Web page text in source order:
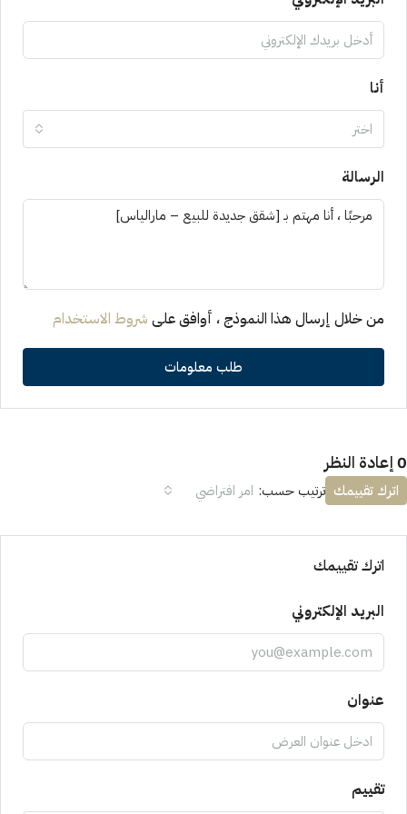
أنا
اختر
الرسالة
من خلال إرسال هذا النموذج ، أوافق على شروط الاستخدام
طلب معلومات
0 إعادة النظر
ترتيب حسب: امر افتراضي اترك تقييمك
اترك تقييمك
البريد الإلكتروني
عنوان
تقييم